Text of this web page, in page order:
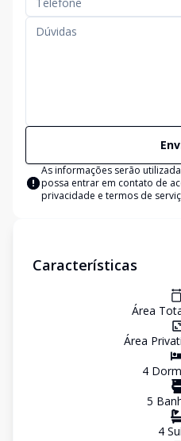
As informações serão
possa entrar em contato de
privacidade e termos de
Características
Área
Área
4
5
4